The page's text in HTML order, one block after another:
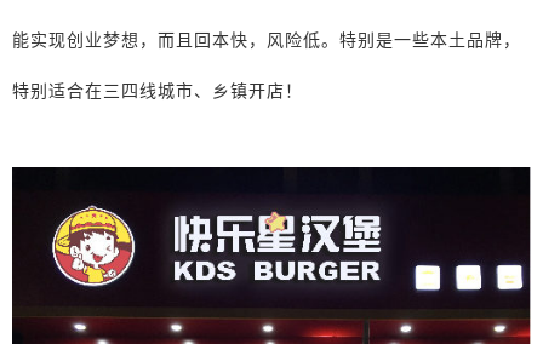
能实现创业梦想，而且回本快，风险低。特别是一些本土品牌，
特别适合在三四线城市、乡镇开店！